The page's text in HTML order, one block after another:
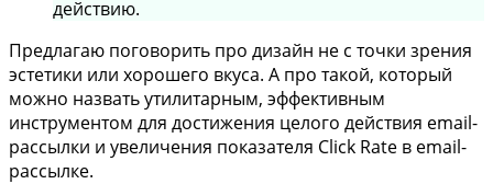
действию.
Предлагаю поговорить про дизайн не с точки зрения
эстетики или хорошего вкуса. А про такой, который
можно назвать утилитарным, эффективным
инструментом для достижения целого действия email-
рассылки и увеличения показателя Click Rate в email-
рассылке.